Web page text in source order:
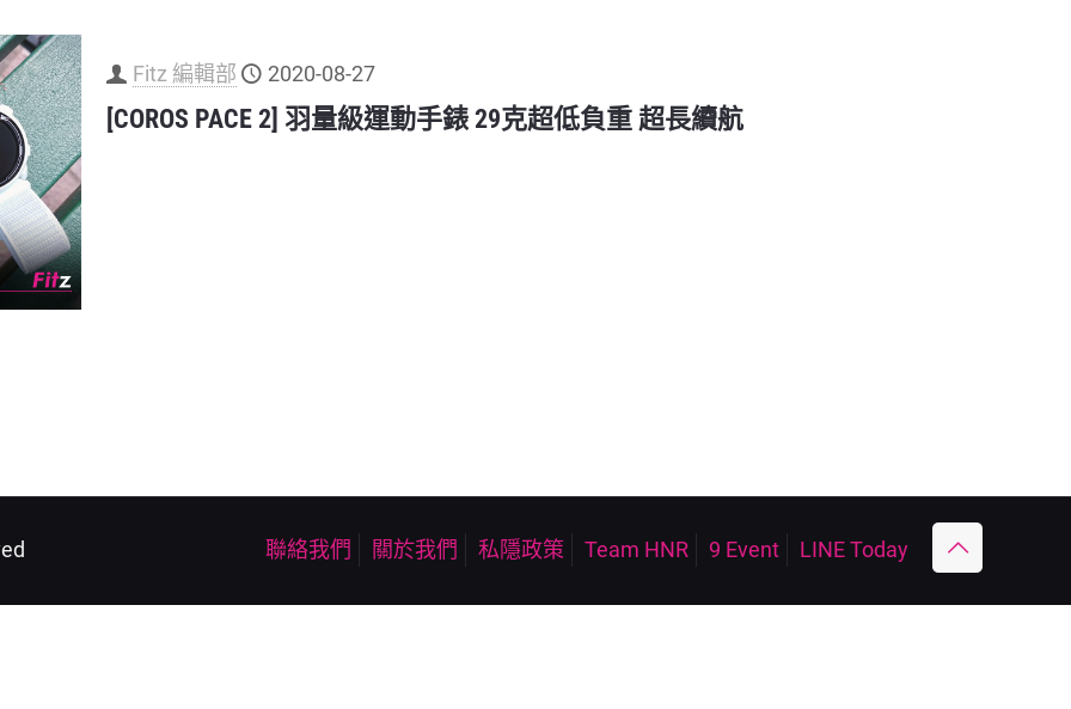
Fitz 編輯部 2020-08-27
[COROS PACE 2] 羽量級運動手錶 29克超低負重 超長續航
聯絡我們 關於我們 私隱政策 Team HNR 9 Event LINE Today